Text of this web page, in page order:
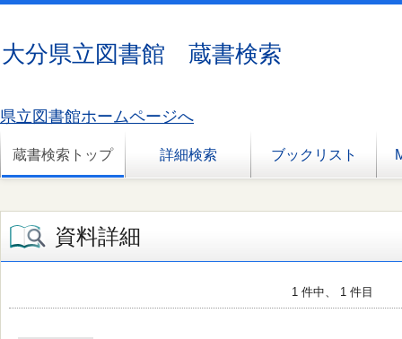
大分県立図書館 蔵書検索
県立図書館ホームページへ
蔵書検索トップ 詳細検索 ブックリスト
資料詳細
1 件中、 1 件目